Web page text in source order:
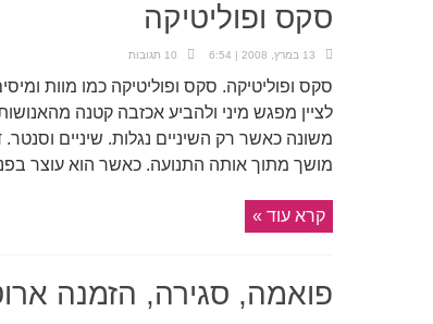
סקס ופוליטיקה
13 במרץ, 2008 | 6:54 10 תגובות
סקס ופוליטיקה. סקס ופוליטיקה כמו מוות
לציין מפגש מיני ולהביע אכזבה קטנה
משונה כאשר רק השיניים נגלות. שיניים
מושך מתוך אותה התנועה. כאשר הוא עוצר
קרא עוד »
פואמה, סגירה, הזמנה